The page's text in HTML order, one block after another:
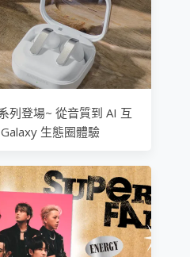
列登場~ 從音質到 AI 互
生態圈體驗